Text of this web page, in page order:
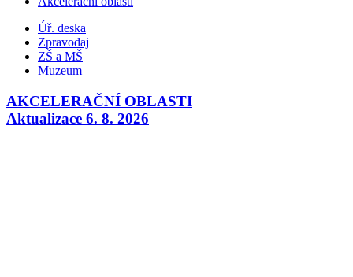
Úř. deska
Zpravodaj
ZŠ a MŠ
Muzeum
AKCELERAČNÍ OBLASTI
Aktualizace 6. 8. 2026